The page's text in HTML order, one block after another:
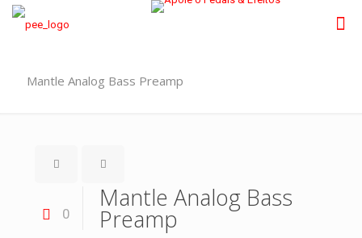
Mantle Analog Bass Preamp
0
Mantle Analog Bass
Preamp